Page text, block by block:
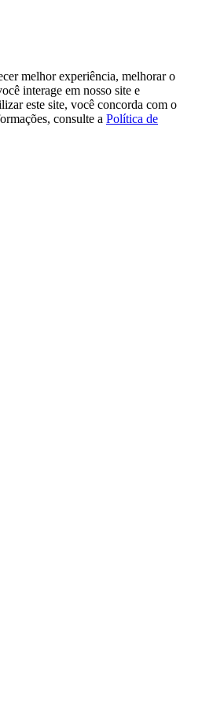
melhor experiência, melhorar o
interage em nosso site e
este site, você concorda com o
consulte a Política de